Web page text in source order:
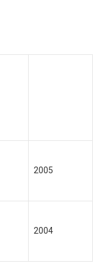
2005
2004